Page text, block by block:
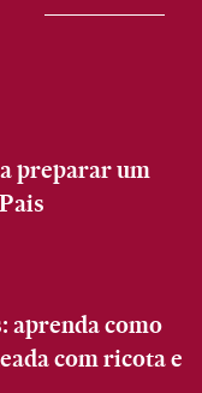
preparar um
aprenda como
com ricota e